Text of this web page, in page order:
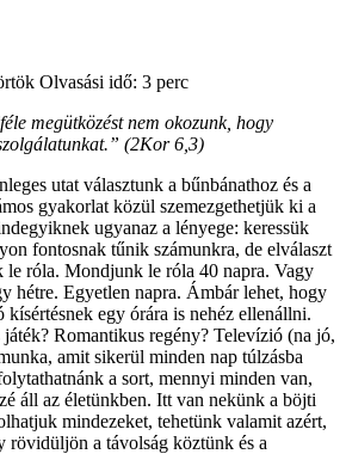
Olvasási idő: 3 perc
megütközést nem okozunk, hogy
(2Kor 6,3)
utat választunk a bűnbánathoz és a
gyakorlat közül szemezgethetjük ki a
ugyanaz a lényege: keressük
fontosnak tűnik számunkra, de elválaszt
le róla. Mondjunk le róla 40 napra. Vagy
hétre. Egyetlen napra. Ámbár lehet, hogy
kísértésnek egy órára is nehéz ellenállni.
játék? Romantikus regény? Televízió (na jó,
amit sikerül minden nap túlzásba
a sort, mennyi minden van,
áll az életünkben. Itt van nekünk a böjti
mindezeket, tehetünk valamit azért,
rövidüljön a távolság köztünk és a